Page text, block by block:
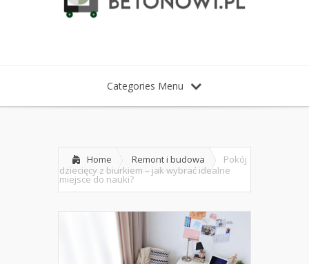
Categories Menu
Home Remont i budowa
Pokój
dziecięcy z biurkiem – jak wybrać idealne
miejsce do nauki?